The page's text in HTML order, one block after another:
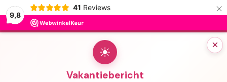
9,8
41 Reviews ×
×
☀
Vakantiebericht